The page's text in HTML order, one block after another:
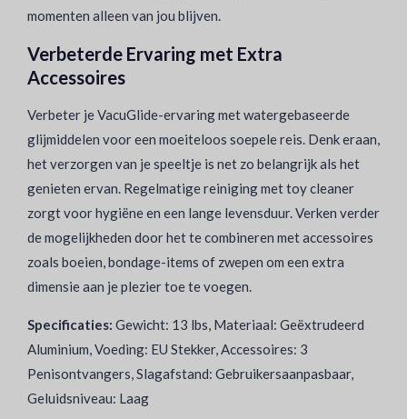
momenten alleen van jou blijven.
Verbeterde Ervaring met Extra
Accessoires
Verbeter je VacuGlide-ervaring met watergebaseerde
glijmiddelen voor een moeiteloos soepele reis. Denk eraan,
het verzorgen van je speeltje is net zo belangrijk als het
genieten ervan. Regelmatige reiniging met toy cleaner
zorgt voor hygiëne en een lange levensduur. Verken verder
de mogelijkheden door het te combineren met accessoires
zoals boeien, bondage-items of zwepen om een extra
dimensie aan je plezier toe te voegen.
Specificaties: Gewicht: 13 lbs, Materiaal: Geëxtrudeerd
Aluminium, Voeding: EU Stekker, Accessoires: 3
Penisontvangers, Slagafstand: Gebruikersaanpasbaar,
Geluidsniveau: Laag